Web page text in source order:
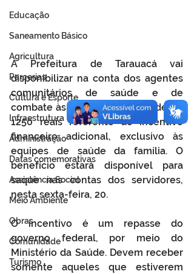
Educação
Saneamento Básico
Agricultura
Parcerias
Cultura e Esporte
Infraestrutura
Administração
Datas comemorativas
Assistência Social
Meio Ambiente
Obras
Comunidade
Turismo
A Prefeitura de Tarauacá vai
disponibilizar na conta dos agentes
comunitários de saúde e de
combate às endemias o valor de R$
1250 reais referente ao incentivo
financeiro adicional, exclusivo às
equipes de saúde da família. O
benefício estará disponível para
saque nas contas dos servidores,
nesta sexta-feira, 20.
O incentivo é um repasse do
governo federal, por meio do
Ministério da Saúde. Devem receber
somente aqueles que estiverem